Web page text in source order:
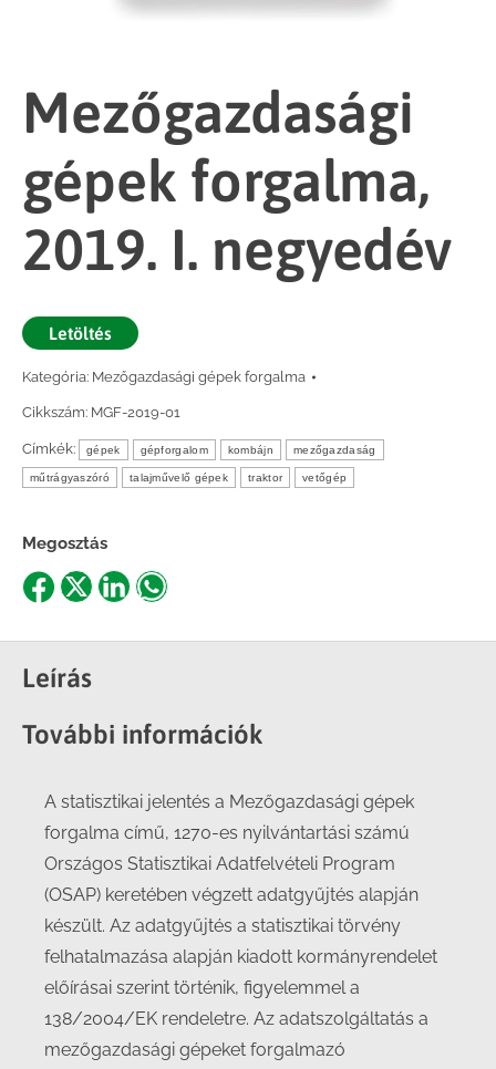
Mezőgazdasági
gépek forgalma,
2019. I. negyedév
Letöltés
Kategória: Mezőgazdasági gépek forgalma
Cikkszám: MGF-2019-01
Címkék: gépek gépforgalom kombájn mezőgazdaság
műtrágyaszóró talajművelő gépek traktor vetőgép
Megosztás
Share
Facebook
Share
X
ShareShare
Leírás
További információk
A statisztikai jelentés a Mezőgazdasági gépek
forgalma című, 1270-es nyilvántartási számú
Országos Statisztikai Adatfelvételi Program
(OSAP) keretében végzett adatgyűjtés alapján
készült. Az adatgyűjtés a statisztikai törvény
felhatalmazása alapján kiadott kormányrendelet
előírásai szerint történik, figyelemmel a
138/2004/EK rendeletre. Az adatszolgáltatás a
mezőgazdasági gépeket forgalmazó